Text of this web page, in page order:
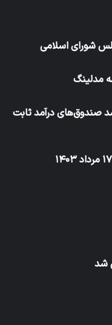
شورای اسلامی
مدلینگ
صندوق‌های درآمد ثابت
شد